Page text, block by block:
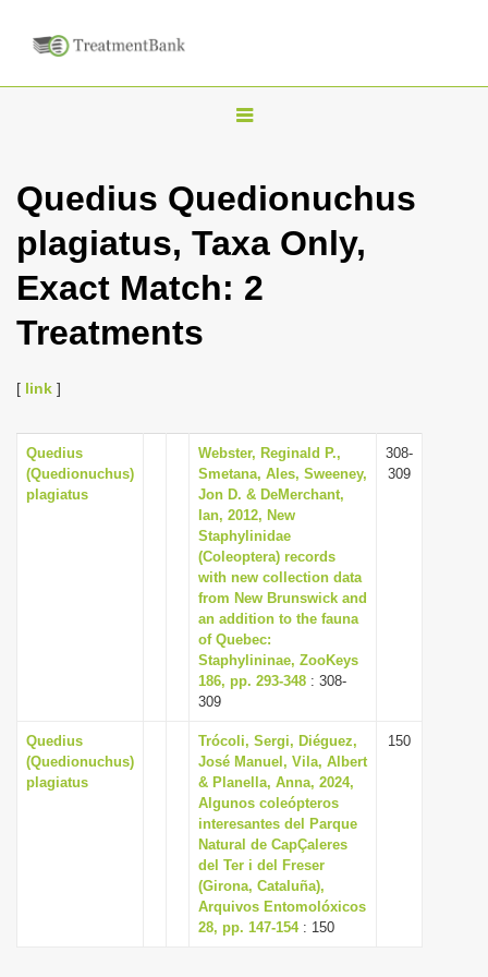
T
g
l
n
a
t
i
o
n
Quedius Quedionuchus
plagiatus, Taxa Only,
Exact Match: 2
Treatments
[ link ]
Quedius
(Quedionuchus)
plagiatus
Webster, Reginald P.,
Smetana, Ales, Sweeney,
Jon D. & DeMerchant,
Ian, 2012, New
Staphylinidae
(Coleoptera) records
with new collection data
from New Brunswick and
an addition to the fauna
of Quebec:
Staphylininae, ZooKeys
186, pp. 293-348 : 308-
309
308-
309
Quedius
(Quedionuchus)
plagiatus
Trócoli, Sergi, Diéguez,
José Manuel, Vila, Albert
& Planella, Anna, 2024,
Algunos coleópteros
interesantes del Parque
Natural de CapÇaleres
del Ter i del Freser
(Girona, Cataluña),
Arquivos Entomolóxicos
28, pp. 147-154: 150
150